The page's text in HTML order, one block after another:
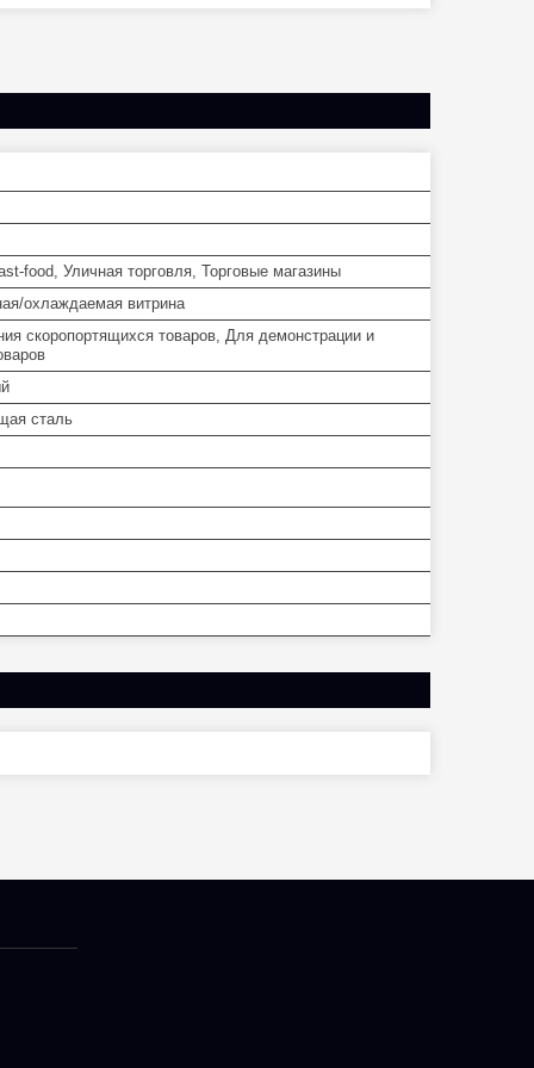
food, Уличная торговля, Торговые магазины
охлаждаемая витрина
скоропортящихся товаров, Для демонстрации и
сталь